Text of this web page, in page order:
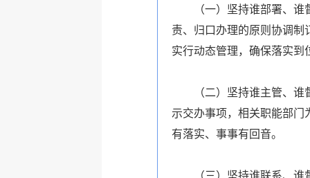
（一）坚持谁部署、
责、归口办理的原则协调制
实行动态管理，确保落实到
（二）坚持谁主管、
示交办事项，相关职能部门
有落实、事事有回音。
（三）坚持谁联系、